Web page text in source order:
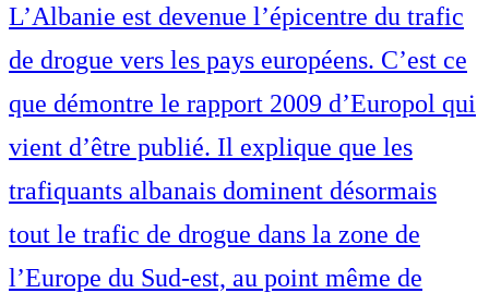
L’Albanie est devenue l’épicentre du trafic
de drogue vers les pays européens. C’est ce
que démontre le rapport 2009 d’Europol qui
vient d’être publié. Il explique que les
trafiquants albanais dominent désormais
tout le trafic de drogue dans la zone de
l’Europe du Sud-est, au point même de